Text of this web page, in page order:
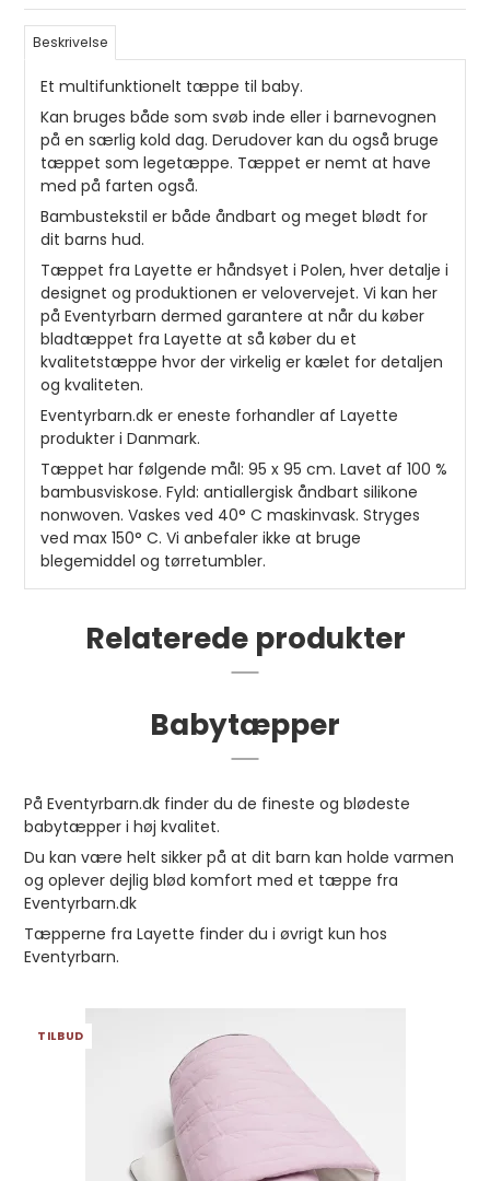
Beskrivelse
Et multifunktionelt tæppe til baby.
Kan bruges både som svøb inde eller i barnevognen
på en særlig kold dag. Derudover kan du også bruge
tæppet som legetæppe. Tæppet er nemt at have
med på farten også.
Bambustekstil er både åndbart og meget blødt for
dit barns hud.
Tæppet fra Layette er håndsyet i Polen, hver detalje i
designet og produktionen er velovervejet. Vi kan her
på Eventyrbarn dermed garantere at når du køber
bladtæppet fra Layette at så køber du et
kvalitetstæppe hvor der virkelig er kælet for detaljen
og kvaliteten.
Eventyrbarn.dk er eneste forhandler af Layette
produkter i Danmark.
Tæppet har følgende mål: 95 x 95 cm. Lavet af 100 %
bambusviskose. Fyld: antiallergisk åndbart silikone
nonwoven. Vaskes ved 40° C maskinvask. Stryges
ved max 150° C. Vi anbefaler ikke at bruge
blegemiddel og tørretumbler.
Relaterede produkter
Babytæpper
På Eventyrbarn.dk finder du de fineste og blødeste
babytæpper i høj kvalitet.
Du kan være helt sikker på at dit barn kan holde varmen
og oplever dejlig blød komfort med et tæppe fra
Eventyrbarn.dk
Tæpperne fra Layette finder du i øvrigt kun hos
Eventyrbarn.
TILBUD